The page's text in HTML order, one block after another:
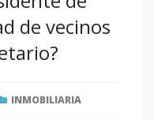
de vecinos
INMOBILIARIA